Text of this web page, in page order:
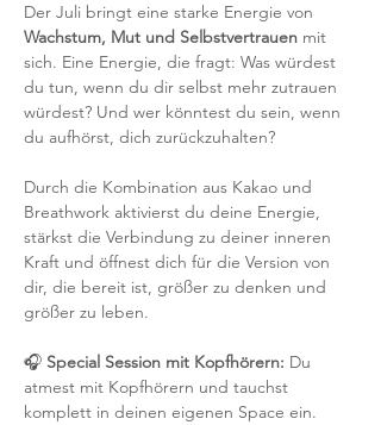
Der Juli bringt eine starke Energie von
Wachstum, Mut und Selbstvertrauen mit
sich. Eine Energie, die fragt: Was würdest
du tun, wenn du dir selbst mehr zutrauen
würdest? Und wer könntest du sein, wenn
du aufhörst, dich zurückzuhalten?
Durch die Kombination aus Kakao und
Breathwork aktivierst du deine Energie,
stärkst die Verbindung zu deiner inneren
Kraft und öffnest dich für die Version von
dir, die bereit ist, größer zu denken und
größer zu leben.
🎧 Special Session mit Kopfhörern: Du
atmest mit Kopfhörern und tauchst
komplett in deinen eigenen Space ein.